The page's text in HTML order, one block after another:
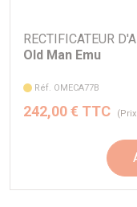
RECTIFICATEUR
Old Man Emu
Réf. OMECA77B
242,00 € TTC